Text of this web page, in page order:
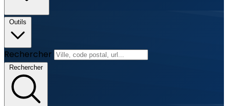
Outils
Rechercher
Rechercher